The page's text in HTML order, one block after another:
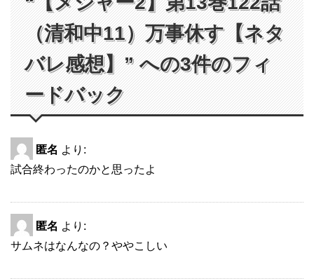
（清和中11）万事休す【ネタ
バレ感想】” への3件のフィ
ードバック
匿名 より:
試合終わったのかと思ったよ
匿名 より:
サムネはなんなの？ややこしい